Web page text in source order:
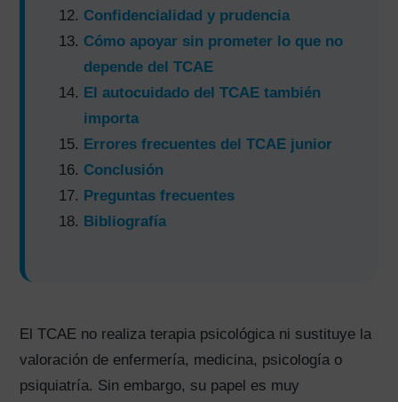
Confidencialidad y prudencia
Cómo apoyar sin prometer lo que no
depende del TCAE
El autocuidado del TCAE también
importa
Errores frecuentes del TCAE junior
Conclusión
Preguntas frecuentes
Bibliografía
El TCAE no realiza terapia psicológica ni sustituye la
valoración de enfermería, medicina, psicología o
psiquiatría. Sin embargo, su papel es muy